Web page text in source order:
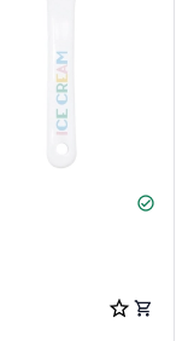
check_circle